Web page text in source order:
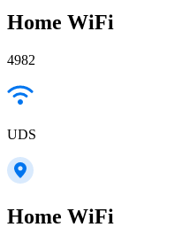
Home WiFi
4982
UDS
Home WiFi